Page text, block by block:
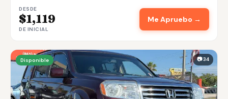
DESDE
$1,119
DE INICIAL
Me Apruebo →
Disponible 📷 34